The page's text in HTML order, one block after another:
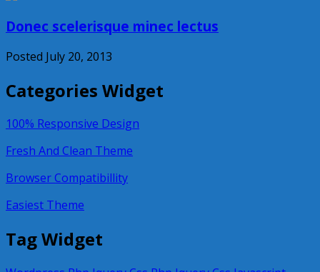
Donec scelerisque minec lectus
Posted July 20, 2013
Categories Widget
100% Responsive Design
Fresh And Clean Theme
Browser Compatibillity
Easiest Theme
Tag Widget